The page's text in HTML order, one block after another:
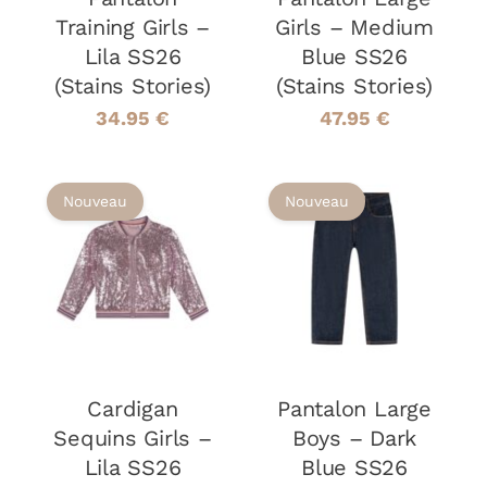
PEUVENT
ÊTRE
CHOISIES
SUR
LA
Training Girls –
Lila SS26
(Stains Stories)
34.95 €
PEUVENT
ÊTRE
CHOISIES
SUR
LA
Girls – Medium
Blue SS26
(Stains Stories)
47.95 €
CHOIX DES
OPTIONS CE
PRODUIT
A
OPTIONS
PEUVENT
ÊTRE
CHOISIES
/
DÉTAILS
Nouveau
Cardigan
Sequins Girls –
Lila SS26
CHOIX DES
OPTIONS
CE
PRODUIT
PLUSIEURS
OPTIONS
PEUVENT
ÊTRE
CHOISIES
DÉTAILS
Nouveau
Pantalon Large
Boys – Dark
Blue SS26